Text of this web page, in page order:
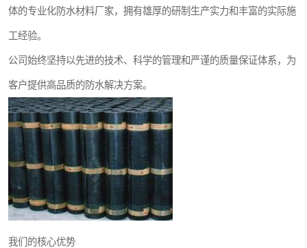
体的专业化防水材料厂家，拥有雄厚的研制生产实力和丰富的实际施
工经验。
公司始终坚持以先进的技术、科学的管理和严谨的质量保证体系，为
客户提供高品质的防水解决方案。
我们的核心优势